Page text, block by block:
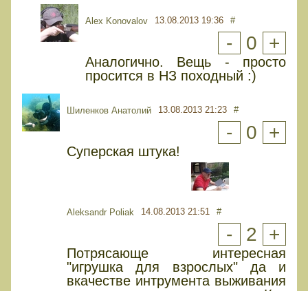
Alex Konovalov 13.08.2013 19:36 #
- 0 +
Аналогично. Вещь - просто
просится в НЗ походный :)
Шиленков Анатолий 13.08.2013 21:23 #
- 0 +
Суперская штука!
Aleksandr Poliak 14.08.2013 21:51 #
- 2 +
Потрясающе интересная
"игрушка для взрослых" да и
вкачестве интрумента выживания